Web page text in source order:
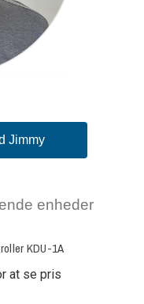
Jimmy
enheder
KDU-1A
at se pris